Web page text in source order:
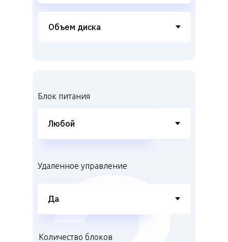
Блок питания
Удаленное управление
Количество блоков